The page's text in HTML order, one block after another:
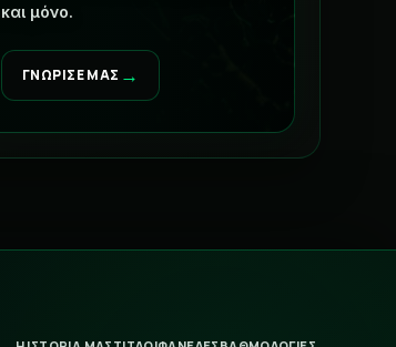
και μόνο.
ΓΝΩΡΙΣΕ ΜΑΣ →